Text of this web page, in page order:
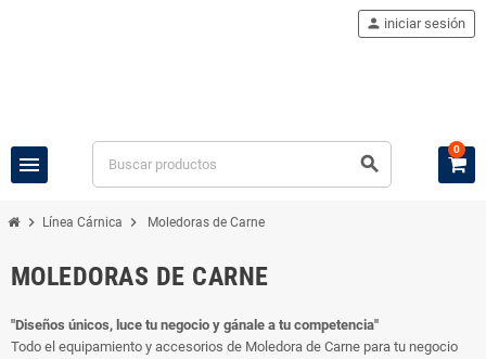
menu search
person iniciar sesión
0
chevron_right Línea Cárnica chevron_right Moledoras de Carne
MOLEDORAS DE CARNE
"Diseños únicos, luce tu negocio y gánale a tu competencia"
Todo el equipamiento y accesorios de Moledora de Carne para tu negocio